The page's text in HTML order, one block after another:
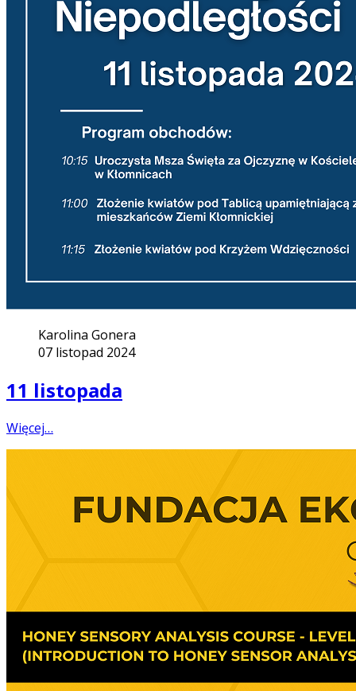
Karolina Gonera
07 listopad 2024
11 listopada
Więcej…